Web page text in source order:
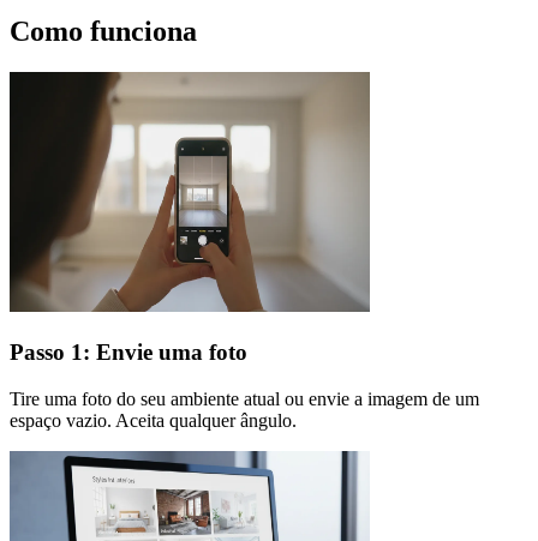
Como funciona
Passo 1: Envie uma foto
Tire uma foto do seu ambiente atual ou envie a imagem de um
espaço vazio. Aceita qualquer ângulo.